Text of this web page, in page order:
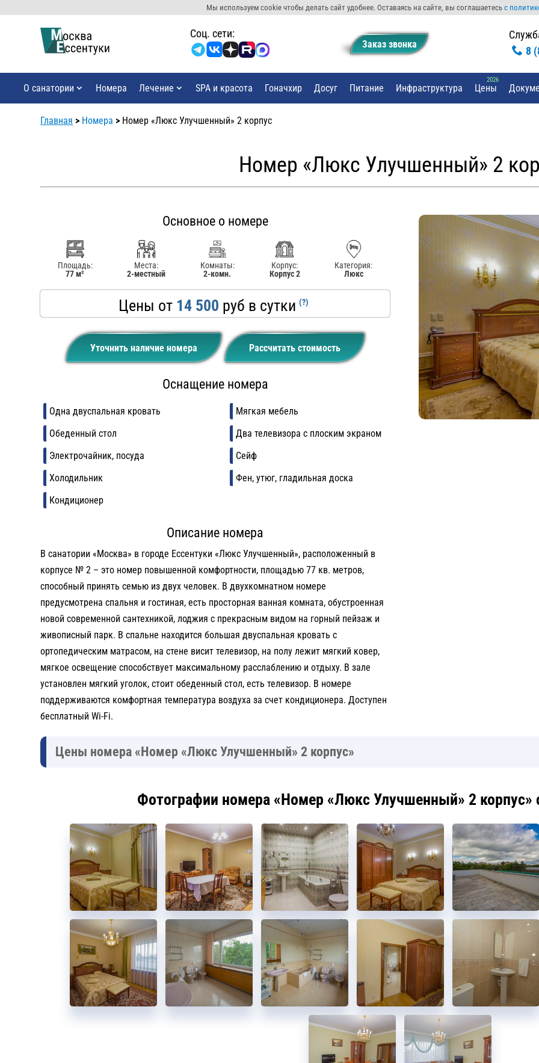
Мы используем cookie чтобы делать сайт удобнее. Оставаясь на сайте, вы соглашаетесьс
Cоц. сети:
Заказ звонкa
8
О санатории Номера Лечение SPA и красота Гоначхир Досуг Питание Инфраструктура Цены
Главная > Номера > Номер «Люкс Улучшенный» 2 корпус
Номер «Люкс Улучшенный» 2
Основное о номере
Площадь:
77 м²
Места:
2-местный
Комнаты:
2-комн.
Корпус:
Корпус 2
Категория:
Люкс
Цены от 14 500 руб в сутки (?)
Уточнить наличие номера Рассчитать стоимость
Оснащение номера
Одна двуспальная кровать
Мягкая мебель
Обеденный стол
Два телевизора с плоским экраном
Электрочайник, посуда
Сейф
Холодильник
Фен, утюг, гладильная доска
Кондиционер
Описание номера
В санатории «Москва» в городе Ессентуки «Люкс Улучшенный», расположенный в
корпусе № 2 – это номер повышенной комфортности, площадью 77 кв. метров,
способный принять семью из двух человек. В двухкомнатном номере
предусмотрена спальня и гостиная, есть просторная ванная комната, обустроенная
новой современной сантехникой, лоджия с прекрасным видом на горный пейзаж и
живописный парк. В спальне находится большая двуспальная кровать с
ортопедическим матрасом, на стене висит телевизор, на полу лежит мягкий ковер,
мягкое освещение способствует максимальному расслаблению и отдыху. В зале
установлен мягкий уголок, стоит обеденный стол, есть телевизор. В номере
поддерживаются комфортная температура воздуха за счет кондиционера. Доступен
бесплатный Wi-Fi.
Цены номера «Номер «Люкс Улучшенный» 2 корпус»
Фотографии номера «Номер «Люкс Улучшенный» 2 корпус»